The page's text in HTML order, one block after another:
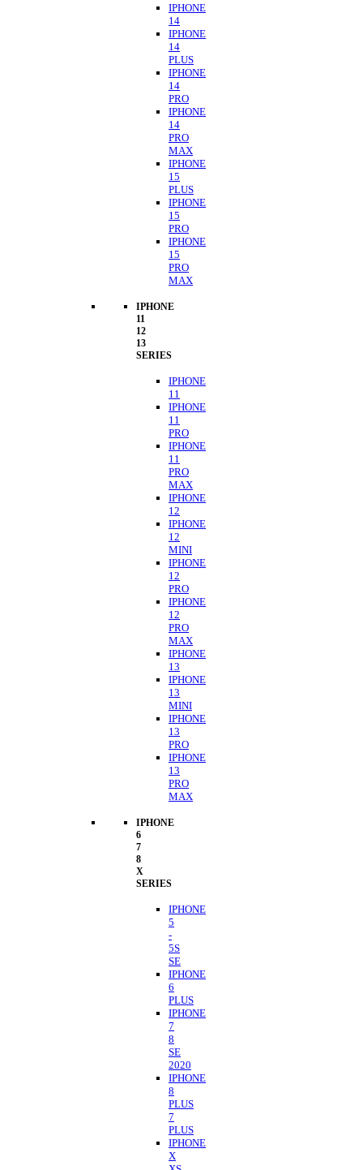
IPHONE
14
IPHONE
14
PLUS
IPHONE
14
PRO
IPHONE
14
PRO
MAX
IPHONE
15
PLUS
IPHONE
15
PRO
IPHONE
15
PRO
MAX
IPHONE
11
12
13
SERIES
IPHONE
11
IPHONE
11
PRO
IPHONE
11
PRO
MAX
IPHONE
12
IPHONE
12
MINI
IPHONE
12
PRO
IPHONE
12
PRO
MAX
IPHONE
13
IPHONE
13
MINI
IPHONE
13
PRO
IPHONE
13
PRO
MAX
IPHONE
6
7
8
X
SERIES
IPHONE
5
-
5S
SE
IPHONE
6
PLUS
IPHONE
7
8
SE
2020
IPHONE
8
PLUS
7
PLUS
IPHONE
X